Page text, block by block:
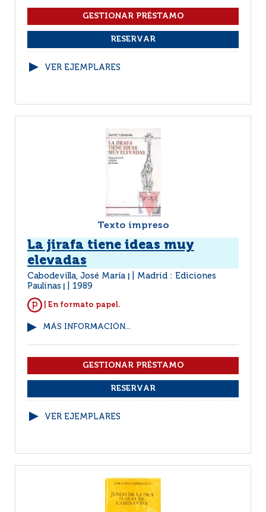
VER EJEMPLARES
Texto impreso
La jirafa tiene ideas muy
elevadas
Cabodevilla, José María
Madrid : Ediciones
Paulinas
1989
| En formato papel.
MÁS INFORMACIÓN...
VER EJEMPLARES